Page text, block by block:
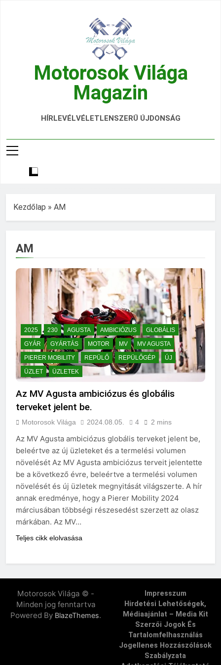
Motorosok Világa
Magazin
Hírek, Tesztek, Élmények Egy Helyen!
HÍRLEVÉLVÉLETLENSZERŰ ÚJDONSÁG
Kezdőlap » AM
AM
2025 230 AGUSTA AMBICIÓZUS
GLOBÁLIS
GYÁR
GYÁRTÁS MOTOR MV
MV AGUSTA
PIERER MOBILITY
REPÜLŐ REPÜLŐGÉP
ÚJ
ÜZLET
ÜZLETEK
Az MV Agusta ambiciózus és globális
terveket jelent be.
Motorosok Világa 2024.08.05. 4 2 mins
Az MV Agusta ambiciózus globális terveket jelent be,
beleértve az új üzleteket és a termelési volumen
növelését Az MV Agusta ambiciózus terveit jelentette
be a következő évre, beleértve a termelési volumen
növelését és új üzletek megnyitását világszerte. A hír
annak eredménye, hogy a Pierer Mobility 2024
márciusában többségi részesedést szerzett az olasz
márkában. Az MV…
Teljes cikk elolvasása
Motorosok Világa © -
Minden jog fenntartva
Powered By BlazeThemes.
Impresszum
Hirdetési Lehetőségek,
Médiaajánlat – Media Kit
Szerzői Jogok És
Tartalomfelhasználás
Jogellenes Hozzászólások
Szabályzata